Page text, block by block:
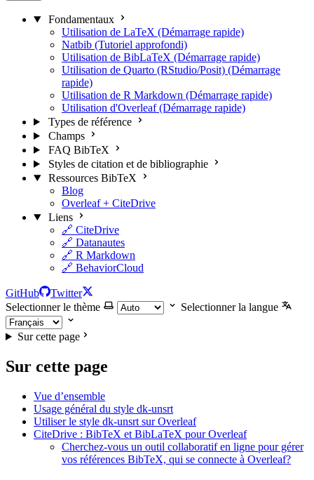
Fondamentaux
Utilisation de LaTeX (Démarrage rapide)
Natbib (Tutoriel approfondi)
Utilisation de BibLaTeX (Démarrage rapide)
Utilisation de Quarto (RStudio/Posit) (Démarrage
rapide)
Utilisation de R Markdown (Démarrage rapide)
Utilisation d'Overleaf (Démarrage rapide)
Types de référence
Champs
FAQ BibTeX
Styles de citation et de bibliographie
Ressources BibTeX
Blog
Overleaf + CiteDrive
Liens
🔗 CiteDrive
🔗 Datanautes
🔗 R Markdown
🔗 BehaviorCloud
GitHub
Twitter
Selectionner le thème
Selectionner la langue
Sur cette page
Sur cette page
Vue d’ensemble
Usage général du style dk-unsrt
Utiliser le style dk-unsrt sur Overleaf
CiteDrive : BibTeX et BibLaTeX pour Overleaf
Cherchez-vous un outil collaboratif en ligne pour gérer
vos références BibTeX, qui se connecte à Overleaf?